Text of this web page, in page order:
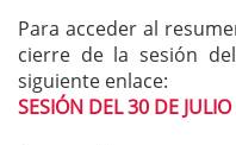
Para acceder al
cierre de la sesión
siguiente enlace:
SESIÓN DEL 30 DE JULIO